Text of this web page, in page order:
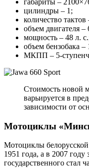
габариты –
цилиндры – 1;
количество тактов
объем двигателя –
мощность – 48 л.
объем бензобака –
МКПП – 5-
Стоимость новой
варьируется в
зависимости от
Мотоциклы
Мотоциклы
1951 года, а в 2007 году
государственного стал